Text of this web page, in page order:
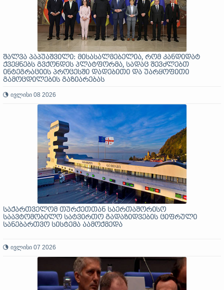
შალვა პაპუაშვილი: მისასალმებელია, რომ კანდიდატ
ქვეყნებს გვქონდეს პლატფორმა, სადაც შევძლებთ
ინტეგრაციის პროცესში დადებითი და უარყოფითი
გამოცდილების გაზიარებას
ივლისი 08 2026
საქართველომ თურქეთთან საერთაშორისო
საავტომობილო სატვირთო გადაზიდვების ციფრული
სანებართვო სისტემა აამოქმედა
ივლისი 07 2026